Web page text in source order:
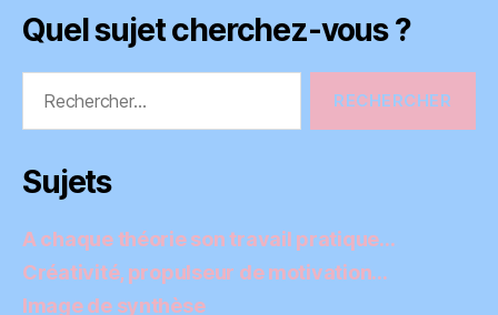
Quel sujet cherchez-vous ?
Sujets
A chaque théorie son travail pratique…
Créativité, propulseur de motivation…
Image de synthèse